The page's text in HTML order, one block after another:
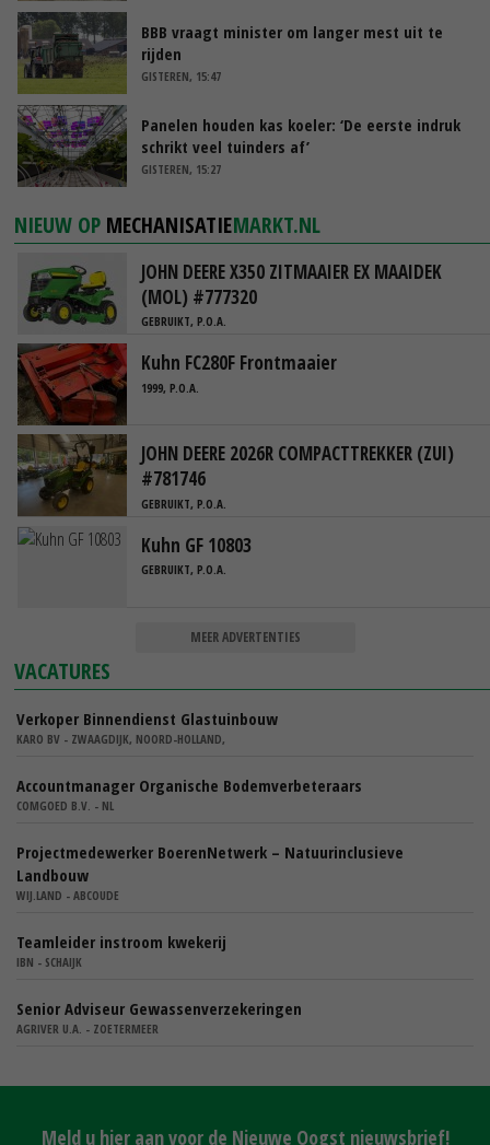
BBB vraagt minister om langer mest uit te
rijden
GISTEREN, 15:47
Panelen houden kas koeler: ‘De eerste indruk
schrikt veel tuinders af’
GISTEREN, 15:27
NIEUW OP MECHANISATIEMARKT.NL
JOHN DEERE X350 ZITMAAIER EX MAAIDEK
(MOL) #777320
GEBRUIKT, P.O.A.
Kuhn FC280F Frontmaaier
1999, P.O.A.
JOHN DEERE 2026R COMPACTTREKKER (ZUI)
#781746
GEBRUIKT, P.O.A.
Kuhn GF 10803
GEBRUIKT, P.O.A.
MEER ADVERTENTIES
VACATURES
Verkoper Binnendienst Glastuinbouw
KARO BV - ZWAAGDIJK, NOORD-HOLLAND,
Accountmanager Organische Bodemverbeteraars
COMGOED B.V. - NL
Projectmedewerker BoerenNetwerk – Natuurinclusieve
Landbouw
WIJ.LAND - ABCOUDE
Teamleider instroom kwekerij
IBN - SCHAIJK
Senior Adviseur Gewassenverzekeringen
AGRIVER U.A. - ZOETERMEER
Meld u hier aan voor de Nieuwe Oogst nieuwsbrief!